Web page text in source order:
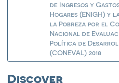
de Ingresos y
Hogares (ENIGH) y
la Pobreza por el
Nacional de
Política de
(CONEVAL) 2018
Discover